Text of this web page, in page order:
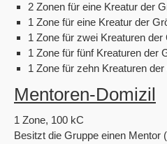
2 Zonen für eine Kreatur der
1 Zone für eine Kreatur der
1 Zone für zwei Kreaturen
1 Zone für fünf Kreaturen der
1 Zone für zehn Kreaturen
Mentoren-Domizil
1 Zone, 100 kC
Besitzt die Gruppe einen Mentor